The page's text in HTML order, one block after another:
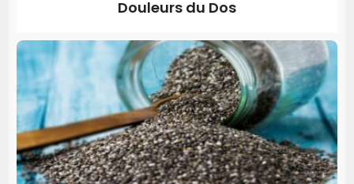
Douleurs du Dos